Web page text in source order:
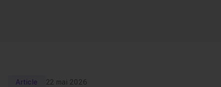
Article 22 mai 2026